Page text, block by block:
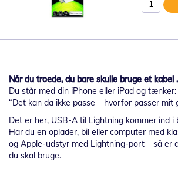
Når du troede, du bare skulle bruge et kabel
Du står med din iPhone eller iPad og tænker:
“Det kan da ikke passe – hvorfor passer mit
Det er her, USB-A til Lightning kommer ind i
Har du en oplader, bil eller computer med
og Apple-udstyr med Lightning-port – så er
du skal bruge.